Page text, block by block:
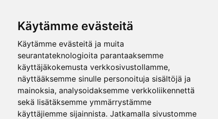
Käytämme evästeitä
Käytämme evästeitä ja muita
seurantateknologioita parantaaksemme
käyttäjäkokemusta verkkosivustollamme,
näyttääksemme sinulle personoituja sisältöjä ja
mainoksia, analysoidaksemme verkkoliikennettä
sekä lisätäksemme ymmärrystämme
käyttäjiemme sijainnista. Jatkamalla sivustomme